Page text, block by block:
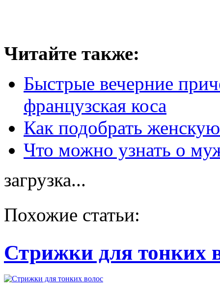
Читайте также:
Быстрые вечерние
французская коса
Как подобрать
Что можно узнать о
загрузка...
Похожие статьи:
Стрижки для тонких